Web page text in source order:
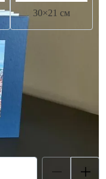
30×21 см